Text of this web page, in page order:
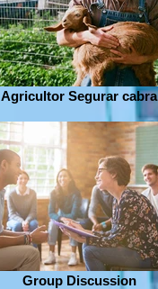
Agricultor Segurar cabra
Group Discussion